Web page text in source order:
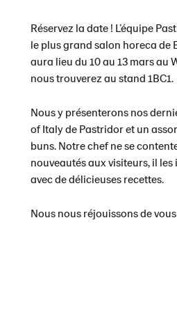
Réservez la date ! L’équipe
le plus grand salon horeca
aura lieu du 10 au 13 mars au
nous trouverez au stand 1BC1.
Nous y présenterons nos
of Italy de Pastridor et un
buns. Notre chef ne se
nouveautés aux visiteurs, il
avec de délicieuses recettes.
Nous nous réjouissons de